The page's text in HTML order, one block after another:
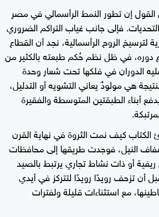
القول إن تطور النمط الرأسمالي في مصر
فإلى جانب غياب التراكم الضروري
لترسيخ الروح الرأسمالية، نجد أن القطاع
دوره، في ظل نظم حُكم طبعته بالكثير من
الدوران في فلكها تحت شعار وحدة
هي مولودٌ يعاني التشويه أو التدليل،
أبناء الطبقتين المتوسطة والفقيرة
الكتاب كيف نمت الثروة في نهاية القرن
النيل، فوجدت طريقها إلى محافظات
أو ذات نشاط تجاري يرتبط بالصيد
أن تزحف رويدًا رويدًا لتتركز في أيدي
مع استثناءات قليلة ولفترات